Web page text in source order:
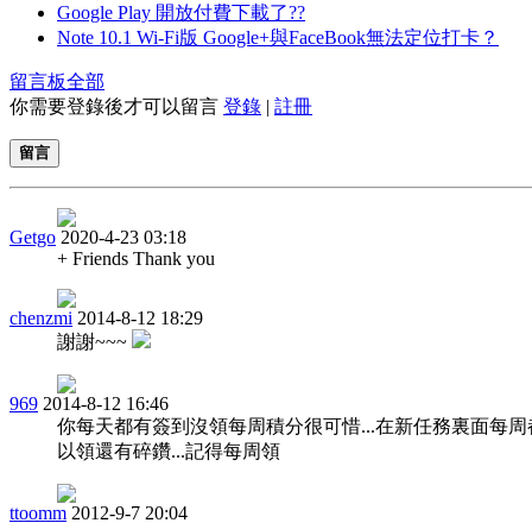
Google Play 開放付費下載了??
Note 10.1 Wi-Fi版 Google+與FaceBook無法定位打卡？
留言板全部
你需要登錄後才可以留言 登錄 | 註冊
留言
Getgo 2020-4-23 03:18
+ Friends Thank you
chenzmi 2014-8-12 18:29
謝謝~~~
969 2014-8-12 16:46
你每天都有簽到沒領每周積分很可惜...在新任務裏面每周
以領還有碎鑽...記得每周領
ttoomm 2012-9-7 20:04